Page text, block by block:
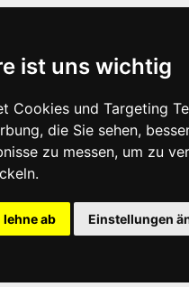
ist uns wichtig
Cookies und Targeting
die Sie sehen,
zu messen, um zu
lehne ab Einstellungen